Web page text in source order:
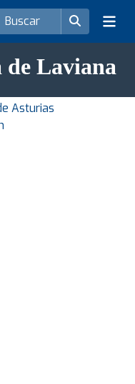
de Laviana
Asturias